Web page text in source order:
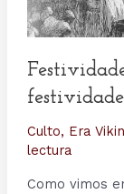
Culto, Era
lectura
Como vimos